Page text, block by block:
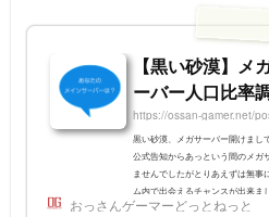
【黒い砂漠】メ
ーバー人口比率
https://ossan-gamer.net/
黒い砂漠、メガサーバー開けまし
公式告知からあっという間のメガ
ませんでしたがとりあえずは無
ム内で出会えるチャンスが出来
ます。おっさんはTwitterではサー
おっさんゲーマーどっとねっと